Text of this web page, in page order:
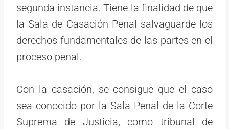
segunda instancia. Tiene la finalidad de que
la Sala de Casación Penal salvaguarde los
derechos fundamentales de las partes en el
proceso penal.
Con la casación, se consigue que el caso
sea conocido por la Sala Penal de la Corte
Suprema de Justicia, como tribunal de